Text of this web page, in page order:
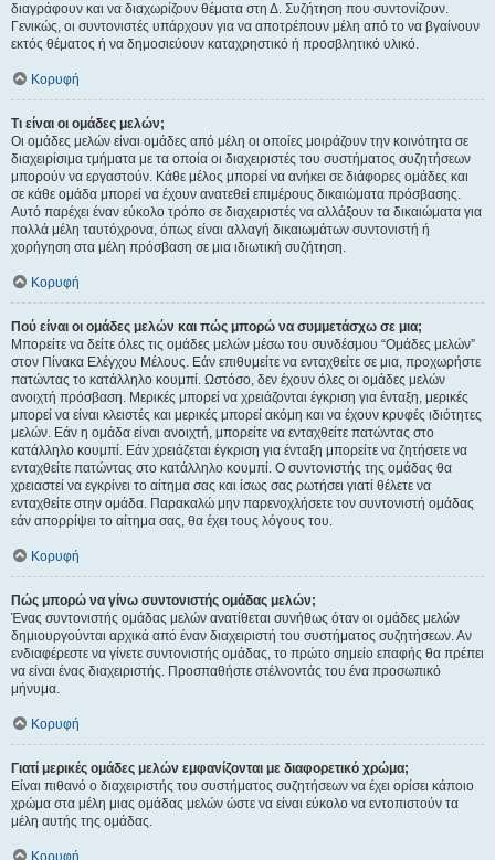
διαγράφουν και να διαχωρίζουν θέματα στη Δ. Συζήτηση που συντονίζουν.
Γενικώς, οι συντονιστές υπάρχουν για να αποτρέπουν μέλη από το να βγαίνουν
εκτός θέματος ή να δημοσιεύουν καταχρηστικό ή προσβλητικό υλικό.
Κορυφή
Τι είναι οι ομάδες μελών;
Οι ομάδες μελών είναι ομάδες από μέλη οι οποίες μοιράζουν την κοινότητα σε
διαχειρίσιμα τμήματα με τα οποία οι διαχειριστές του συστήματος συζητήσεων
μπορούν να εργαστούν. Κάθε μέλος μπορεί να ανήκει σε διάφορες ομάδες και
σε κάθε ομάδα μπορεί να έχουν ανατεθεί επιμέρους δικαιώματα πρόσβασης.
Αυτό παρέχει έναν εύκολο τρόπο σε διαχειριστές να αλλάξουν τα δικαιώματα για
πολλά μέλη ταυτόχρονα, όπως είναι αλλαγή δικαιωμάτων συντονιστή ή
χορήγηση στα μέλη πρόσβαση σε μια ιδιωτική συζήτηση.
Κορυφή
Πού είναι οι ομάδες μελών και πώς μπορώ να συμμετάσχω σε μια;
Μπορείτε να δείτε όλες τις ομάδες μελών μέσω του συνδέσμου “Ομάδες μελών”
στον Πίνακα Ελέγχου Μέλους. Εάν επιθυμείτε να ενταχθείτε σε μια, προχωρήστε
πατώντας το κατάλληλο κουμπί. Ωστόσο, δεν έχουν όλες οι ομάδες μελών
ανοιχτή πρόσβαση. Μερικές μπορεί να χρειάζονται έγκριση για ένταξη, μερικές
μπορεί να είναι κλειστές και μερικές μπορεί ακόμη και να έχουν κρυφές ιδιότητες
μελών. Εάν η ομάδα είναι ανοιχτή, μπορείτε να ενταχθείτε πατώντας στο
κατάλληλο κουμπί. Εάν χρειάζεται έγκριση για ένταξη μπορείτε να ζητήσετε να
ενταχθείτε πατώντας στο κατάλληλο κουμπί. Ο συντονιστής της ομάδας θα
χρειαστεί να εγκρίνει το αίτημα σας και ίσως σας ρωτήσει γιατί θέλετε να
ενταχθείτε στην ομάδα. Παρακαλώ μην παρενοχλήσετε τον συντονιστή ομάδας
εάν απορρίψει το αίτημα σας, θα έχει τους λόγους του.
Κορυφή
Πώς μπορώ να γίνω συντονιστής ομάδας μελών;
Ένας συντονιστής ομάδας μελών ανατίθεται συνήθως όταν οι ομάδες μελών
δημιουργούνται αρχικά από έναν διαχειριστή του συστήματος συζητήσεων. Αν
ενδιαφέρεστε να γίνετε συντονιστής ομάδας, το πρώτο σημείο επαφής θα πρέπει
να είναι ένας διαχειριστής. Προσπαθήστε στέλνοντάς του ένα προσωπικό
μήνυμα.
Κορυφή
Γιατί μερικές ομάδες μελών εμφανίζονται με διαφορετικό χρώμα;
Είναι πιθανό ο διαχειριστής του συστήματος συζητήσεων να έχει ορίσει κάποιο
χρώμα στα μέλη μιας ομάδας μελών ώστε να είναι εύκολο να εντοπιστούν τα
μέλη αυτής της ομάδας.
Κορυφή